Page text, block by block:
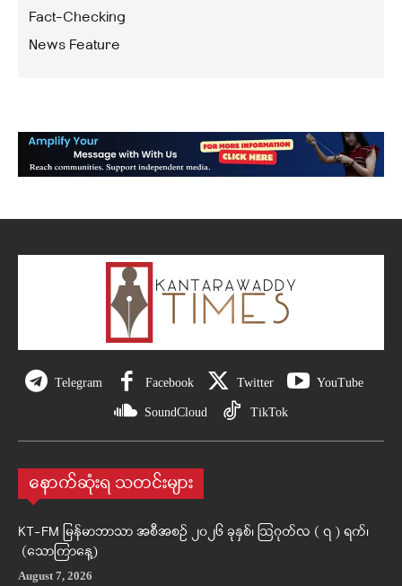
Fact-Checking
News Feature
Telegram Facebook Twitter YouTube
SoundCloud TikTok
နောက်ဆုံးရ သတင်းများ
KT-FM မြန်မာဘာသာ အစီအစဉ် ၂၀၂၆ ခုနှစ်၊ ဩဂုတ်လ ( ၇ ) ရက်၊
(သောကြာနေ့)
August 7, 2026